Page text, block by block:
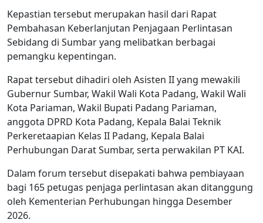
Kepastian tersebut merupakan hasil dari Rapat
Pembahasan Keberlanjutan Penjagaan Perlintasan
Sebidang di Sumbar yang melibatkan berbagai
pemangku kepentingan.
Rapat tersebut dihadiri oleh Asisten II yang mewakili
Gubernur Sumbar, Wakil Wali Kota Padang, Wakil Wali
Kota Pariaman, Wakil Bupati Padang Pariaman,
anggota DPRD Kota Padang, Kepala Balai Teknik
Perkeretaapian Kelas II Padang, Kepala Balai
Perhubungan Darat Sumbar, serta perwakilan PT KAI.
Dalam forum tersebut disepakati bahwa pembiayaan
bagi 165 petugas penjaga perlintasan akan ditanggung
oleh Kementerian Perhubungan hingga Desember
2026.